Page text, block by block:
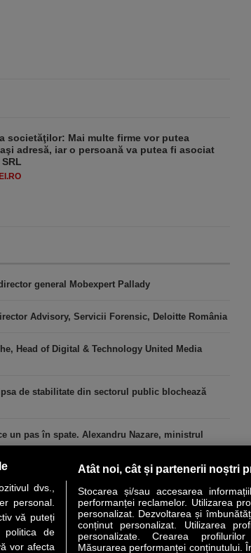
societăţilor: Mai multe firme vor putea
adresă, iar o persoană va putea fi asociat
general Mobexpert Pallady
Advisory, Servicii Forensic, Deloitte România
Head of Digital & Technology United Media
de stabilitate din sectorul public blochează
un pas în spate. Alexandru Nazare, ministrul
LIDERI ANALIZE HI-TECH MEET THE
dvs.,
personal.
vă puteți
politica de
vor afecta
Atât noi, cât și partenerii noștri
Stocarea și/sau accesarea
performanței reclamelor. Utilizarea
personalizat. Dezvoltarea și
conținut personalizat. Utilizarea
personalizate. Crearea
Măsurarea performanței conținutului.